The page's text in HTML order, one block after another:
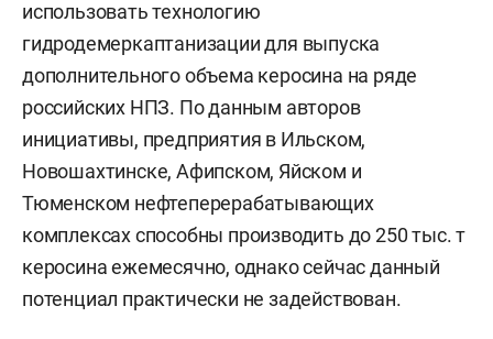
использовать технологию
гидродемеркаптанизации для выпуска
дополнительного объема керосина на ряде
российских НПЗ. По данным авторов
инициативы, предприятия в Ильском,
Новошахтинске, Афипском, Яйском и
Тюменском нефтеперерабатывающих
комплексах способны производить до 250 тыс. т
керосина ежемесячно, однако сейчас данный
потенциал практически не задействован.